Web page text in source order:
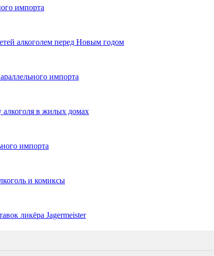
импорта
алкоголем перед Новым годом
импорта
в жилых домах
импорта
и комиксы
ликёра Jаgermeister